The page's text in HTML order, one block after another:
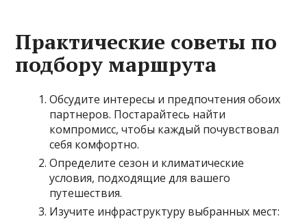
Практические советы по
подбору маршрута
Обсудите интересы и предпочтения обоих
партнеров. Постарайтесь найти
компромисс, чтобы каждый почувствовал
себя комфортно.
Определите сезон и климатические
условия, подходящие для вашего
путешествия.
Изучите инфраструктуру выбранных мест: